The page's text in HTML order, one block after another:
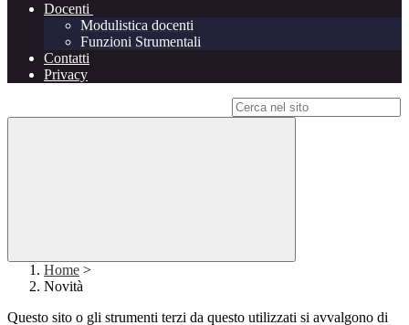
Docenti
Modulistica docenti
Funzioni Strumentali
Contatti
Privacy
Home >
Novità
Questo sito o gli strumenti terzi da questo utilizzati si avvalgono di